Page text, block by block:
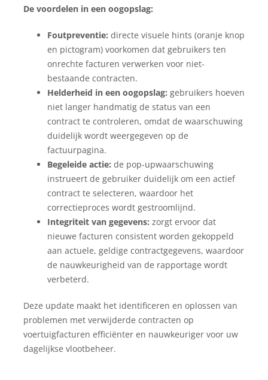
De voordelen in een oogopslag:
Foutpreventie: directe visuele hints (oranje knop
en pictogram) voorkomen dat gebruikers ten
onrechte facturen verwerken voor niet-
bestaande contracten.
Helderheid in een oogopslag: gebruikers hoeven
niet langer handmatig de status van een
contract te controleren, omdat de waarschuwing
duidelijk wordt weergegeven op de
factuurpagina.
Begeleide actie: de pop-upwaarschuwing
instrueert de gebruiker duidelijk om een actief
contract te selecteren, waardoor het
correctieproces wordt gestroomlijnd.
Integriteit van gegevens: zorgt ervoor dat
nieuwe facturen consistent worden gekoppeld
aan actuele, geldige contractgegevens, waardoor
de nauwkeurigheid van de rapportage wordt
verbeterd.
Deze update maakt het identificeren en oplossen van
problemen met verwijderde contracten op
voertuigfacturen efficiënter en nauwkeuriger voor uw
dagelijkse vlootbeheer.